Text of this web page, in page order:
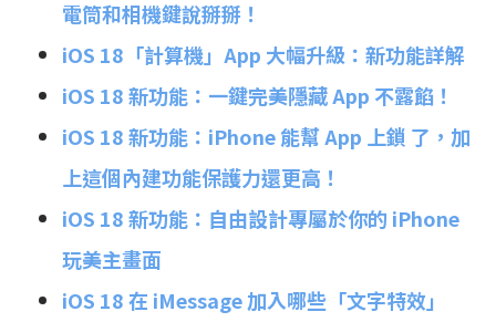
電筒和相機鍵說掰掰！
iOS 18「計算機」App 大幅升級：新功能詳解
iOS 18 新功能：一鍵完美隱藏 App 不露餡！
iOS 18 新功能：iPhone 能幫 App 上鎖 了，加
上這個內建功能保護力還更高！
iOS 18 新功能：自由設計專屬於你的 iPhone
玩美主畫面
iOS 18 在 iMessage 加入哪些「文字特效」